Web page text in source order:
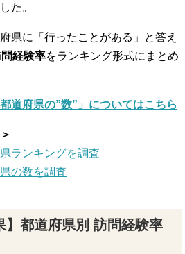
た。
県に「行ったことがある」と答え
経験率をランキング形式にまとめ
道府県の”数”」についてはこちら
ランキングを調査
の数を調査
】都道府県別 訪問経験率